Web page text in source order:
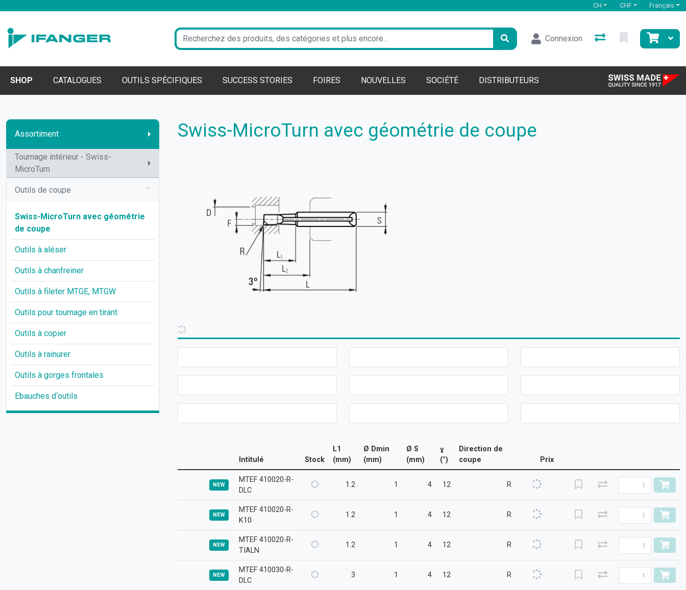
CH CHF Français
Connexion
SHOP CATALOGUES OUTILS SPÉCIFIQUES SUCCESS STORIES FOIRES NOUVELLES SOCIÉTÉ DISTRIBUTEURS
Assortiment
Tournage intérieur - Swiss-
MicroTurn
Outils de coupe
Swiss-MicroTurn avec géométrie
de coupe
Outils à aléser
Outils à chanfreiner
Outils à fileter MTGE, MTGW
Outils pour tournage en tirant
Outils à copier
Outils à rainurer
Outils à gorges frontales
Ebauches d‘outils
Swiss-MicroTurn avec géométrie de coupe
Intitulé Stock
L1
(mm)
Ø Dmin
(mm)
Ø S
(mm)
ɣ
(°)
Direction de
coupe
Prix
MTEF 410020-R-
DLC
1.2 1 4 12 R
MTEF 410020-R-
K10
1.2 1 4 12 R
MTEF 410020-R-
TIALN
1.2 1 4 12 R
MTEF 410030-R-
DLC
3 1 4 12 R